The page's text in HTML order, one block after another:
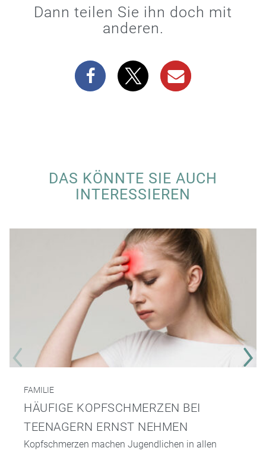
Dann teilen Sie ihn doch mit
anderen.
DAS KÖNNTE SIE AUCH
INTERESSIEREN
FAMILIE
HÄUFIGE KOPFSCHMERZEN BEI
TEENAGERN ERNST NEHMEN
Kopfschmerzen machen Jugendlichen in allen